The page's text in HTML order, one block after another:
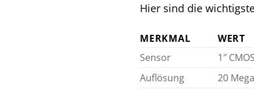
Hier sind die
MERKMAL
WERT
Sensor
1″ CMOS
Auflösung
20